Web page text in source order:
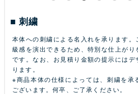
刺繍
本体への刺繍による名入れを承ります
級感を演出できるため、特別な仕上がり
です。なお、お見積り金額の提示にはデ
ります。
※商品本体の仕様によっては、刺繍を承
ございます。何卒、ご了承ください。